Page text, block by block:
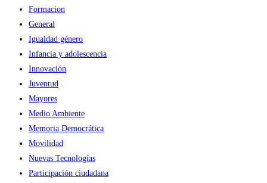
Formacion
General
Igualdad género
Infancia y adolescencia
Innovación
Juventud
Mayores
Medio Ambiente
Memoria Democrática
Movilidad
Nuevas Tecnologías
Participación ciudadana